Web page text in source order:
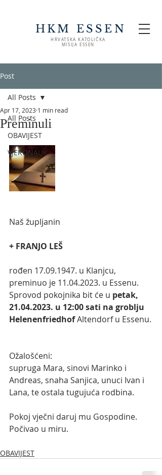
HKM ESSEN
HRVATSKA KATOLIČKA
MISIJA ESSEN
Post
All Posts
OBAVIJEST
VJERONAUK
All Posts
Preminuli
Apr 17, 2023 1 min read
Naš župljanin
+ FRANJO LEŠ
rođen 17.09.1947. u Klanjcu,
preminuo je 11.04.2023. u Essenu.
Sprovod pokojnika bit će u petak,
21.04.2023. u 12:00 sati na groblju
Helenenfriedhof Altendorf u Essenu.
Ožalošćeni:
supruga Mara, sinovi Marinko i
Andreas, snaha Sanjica, unuci Ivan i
Lana, te ostala tugujuća rodbina.
Pokoj vječni daruj mu Gospodine.
Počivao u miru.
OBAVIJEST